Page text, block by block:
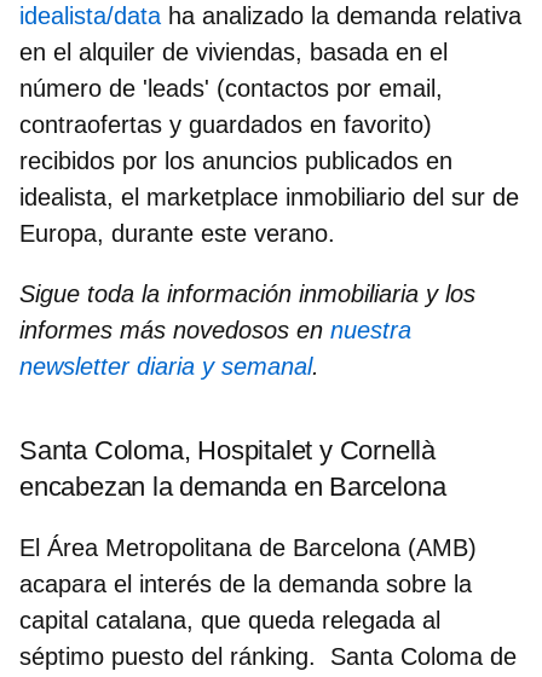
idealista/data ha analizado la demanda relativa
en el alquiler de viviendas, basada en el
número de 'leads' (contactos por email,
contraofertas y guardados en favorito)
recibidos por los anuncios publicados en
idealista, el marketplace inmobiliario del sur de
Europa, durante este verano.
Sigue toda la información inmobiliaria y los
informes más novedosos en nuestra
newsletter diaria y semanal.
Santa Coloma, Hospitalet y Cornellà
encabezan la demanda en Barcelona
El Área Metropolitana de Barcelona (AMB)
acapara el interés de la demanda sobre la
capital catalana, que queda relegada al
séptimo puesto del ránking. Santa Coloma de